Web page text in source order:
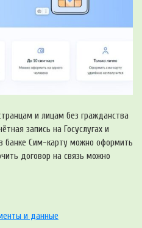
и лицам без гражданства
запись на Госуслугах и
банке Сим-карту можно оформить
договор на связь можно
и данные